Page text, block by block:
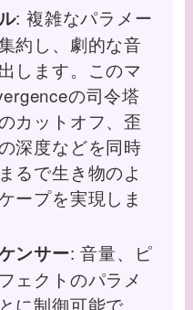
: 複雑なパラメー
約し、劇的な音
します。このマ
の司令塔
カットオフ、歪
深度などを同時
るで生き物のよ
ープを実現しま
ンサー: 音量、ピ
ェクトのパラメ
に制御可能で